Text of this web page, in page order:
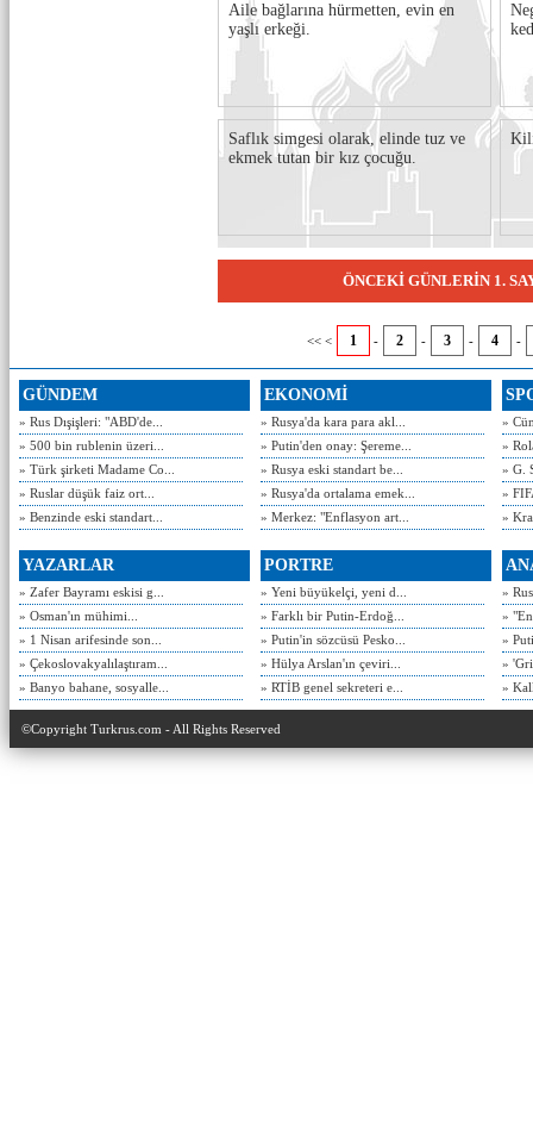
Aile bağlarına hürmetten, evin en
yaşlı erkeği.
Saflık simgesi olarak, elinde tuz ve
ekmek tutan bir kız çocuğu.
ÖNCEKİ GÜNLERİN 1.
<< < 1 - 2 - 3 - 4 -
GÜNDEM
» Rus Dışişleri: "ABD'de...
» 500 bin rublenin üzeri...
» Türk şirketi Madame Co...
» Ruslar düşük faiz ort...
» Benzinde eski standart...
EKONOMİ
» Rusya'da kara para akl...
» Putin'den onay: Şereme...
» Rusya eski standart be...
» Rusya'da ortalama emek...
» Merkez: "Enflasyon art...
»
»
» G.
»
»
YAZARLAR
» Zafer Bayramı eskisi g...
» Osman'ın mühimi...
» 1 Nisan arifesinde son...
» Çekoslovakyalılaştıram...
» Banyo bahane, sosyalle...
PORTRE
» Yeni büyükelçi, yeni d...
» Farklı bir Putin-Erdoğ...
» Putin'in sözcüsü Pesko...
» Hülya Arslan'ın çeviri...
» RTİB genel sekreteri e...
»
»
»
»
»
©Copyright Turkrus.com - All Rights Reserved